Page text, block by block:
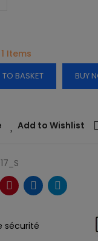
1 Items
BASKET BUY
Add to Wishlist
sécurité